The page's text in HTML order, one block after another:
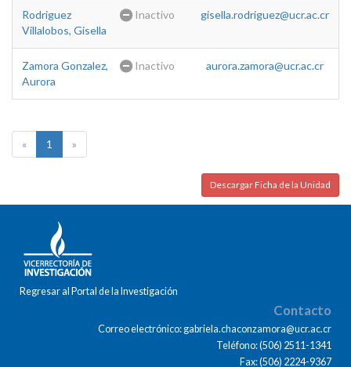
Rodriguez
Villalobos, Gisella
Inactivo gisella.rodriguez@ucr.ac.cr
Zamora Gonzalez,
Aurora
Inactivo aurora.zamora@ucr.ac.cr
« 1 »
Descargar Ficha de la Unidad
Regresar al Portal de la Investigación
Contacto
Correo electrónico: gabriela.chaconzamora@ucr.ac.cr
Teléfono: (506) 2511-1341
Fax: (506) 2224-9367